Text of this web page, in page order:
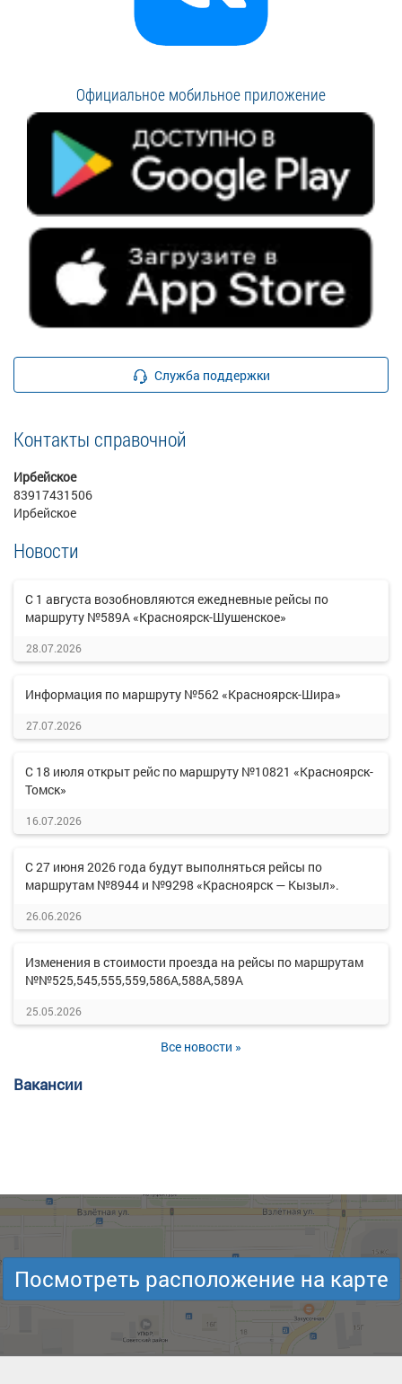
Официальное мобильное приложение
Служба поддержки
Контакты справочной
Ирбейское
83917431506
Ирбейское
Новости
С 1 августа возобновляются ежедневные рейсы по
маршруту №589А «Красноярск-Шушенское»
28.07.2026
Информация по маршруту №562 «Красноярск-Шира»
27.07.2026
С 18 июля открыт рейс по маршруту №10821 «Красноярск-
Томск»
16.07.2026
С 27 июня 2026 года будут выполняться рейсы по
маршрутам №8944 и №9298 «Красноярск — Кызыл».
26.06.2026
Изменения в стоимости проезда на рейсы по маршрутам
№№525,545,555,559,586А,588А,589А
25.05.2026
Все новости »
Вакансии
Посмотреть расположение на карте